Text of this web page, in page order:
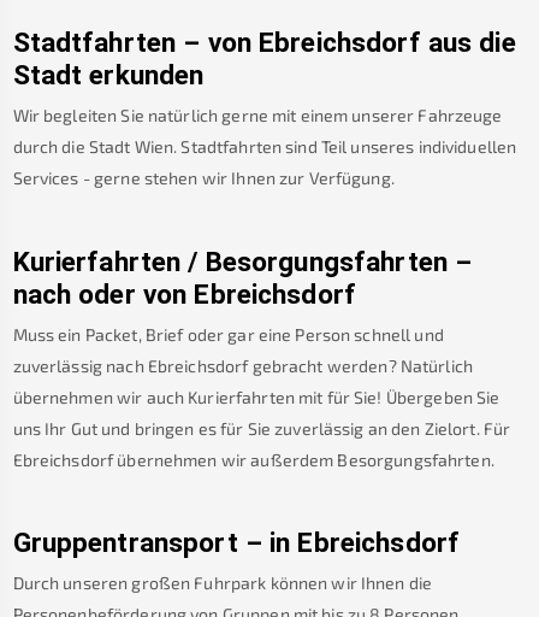
Stadtfahrten – von Ebreichsdorf aus die
Stadt erkunden
Wir begleiten Sie natürlich gerne mit einem unserer Fahrzeuge
durch die Stadt Wien. Stadtfahrten sind Teil unseres individuellen
Services - gerne stehen wir Ihnen zur Verfügung.
Kurierfahrten / Besorgungsfahrten –
nach oder von Ebreichsdorf
Muss ein Packet, Brief oder gar eine Person schnell und
zuverlässig nach Ebreichsdorf gebracht werden? Natürlich
übernehmen wir auch Kurierfahrten mit für Sie! Übergeben Sie
uns Ihr Gut und bringen es für Sie zuverlässig an den Zielort. Für
Ebreichsdorf übernehmen wir außerdem Besorgungsfahrten.
Gruppentransport – in Ebreichsdorf
Durch unseren großen Fuhrpark können wir Ihnen die